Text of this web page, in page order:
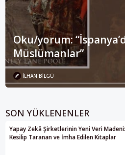
Oku/yorum:
Müslümanlar”
İLHAN BILGÜ
Yapay Zekâ Şirketlerinin Yeni Veri Madeni:
Kesilip Taranan ve İmha Edilen Kitaplar